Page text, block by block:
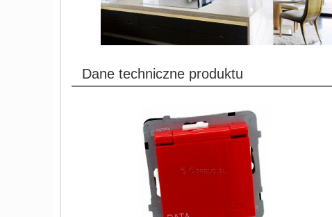
Dane techniczne produktu